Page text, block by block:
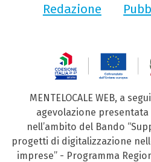
Redazione
MENTELOCALE WEB, a
agevolazione
nell’ambito del Bando
progetti di digitalizzazione
imprese” - Programma